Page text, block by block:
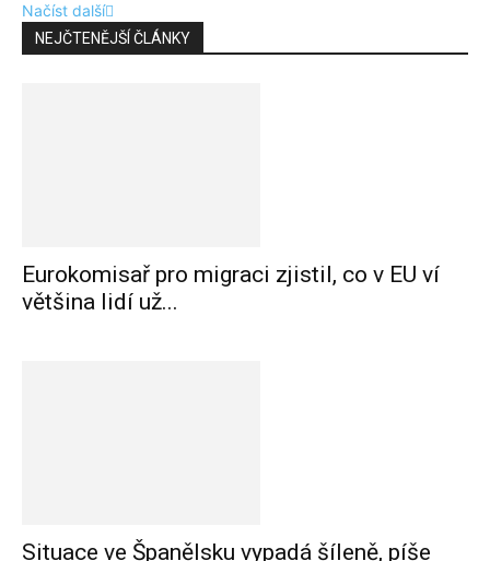
Načíst další
NEJČTENĚJŠÍ ČLÁNKY
Eurokomisař pro migraci zjistil, co v EU ví
většina lidí už...
Situace ve Španělsku vypadá šíleně, píše